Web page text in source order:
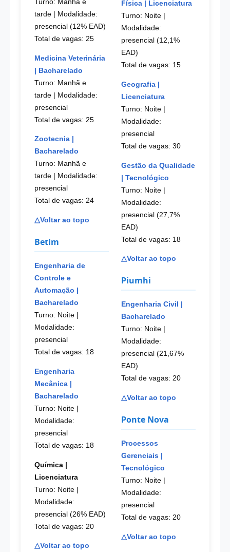
Turno: Manhã e
tarde
| Modalidade:
presencial (12% EAD)
Total de vagas: 25
Medicina Veterinária
| Bacharelado
Turno: Manhã e
tarde | Modalidade:
presencial
Total de vagas: 25
Zootecnia |
Bacharelado
Turno: Manhã e
tarde
| Modalidade:
presencial
Total de vagas: 24
△Voltar ao topo
Betim
Engenharia de
Controle e
Automação |
Bacharelado
Turno: Noite
Modalidade:
presencial
Total de vagas: 18
Engenharia
Mecânica |
Bacharelado
Turno: Noite
Modalidade:
presencial
Total de vagas: 18
Química |
Licenciatura
Turno: Noite |
Modalidade:
presencial (26% EAD)
Total de vagas: 20
△Voltar ao topo
Física | Licenciatura
Turno: Noite
Modalidade:
presencial (12,1%
EAD)
Total de vagas: 15
Geografia |
Licenciatura
Turno: Noite
Modalidade:
presencial
Total de vagas: 30
Gestão da Qualidade
| Tecnológico
Turno: Noite |
Modalidade:
presencial (27,7%
EAD)
Total de vagas: 18
△Voltar ao topo
Piumhi
Engenharia Civil |
Bacharelado
Turno: Noite
Modalidade:
presencial (21,67%
EAD)
Total de vagas: 20
△Voltar ao topo
Ponte Nova
Processos
Gerenciais |
Tecnológico
Turno: Noite
Modalidade:
presencial
Total de vagas: 20
△Voltar ao topo